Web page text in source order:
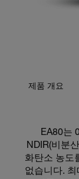
제품 개요
EA80는
NDIR(비분
화탄소 농도
없습니다.